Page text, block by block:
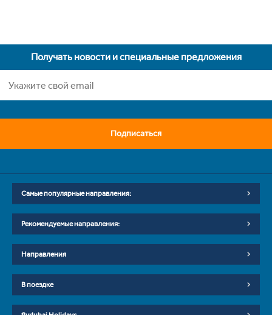
Получать новости и специальные предложения
Подписаться
Самые популярные направления:
Рекомендуемые направления:
Направления
В поездке